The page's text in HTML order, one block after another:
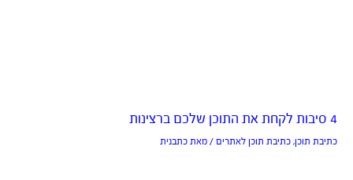
4 סיבות לקחת את התוכן שלכם ברצינות
כתיבת תוכן, כתיבת תוכן לאתרים / מאת כתבנית